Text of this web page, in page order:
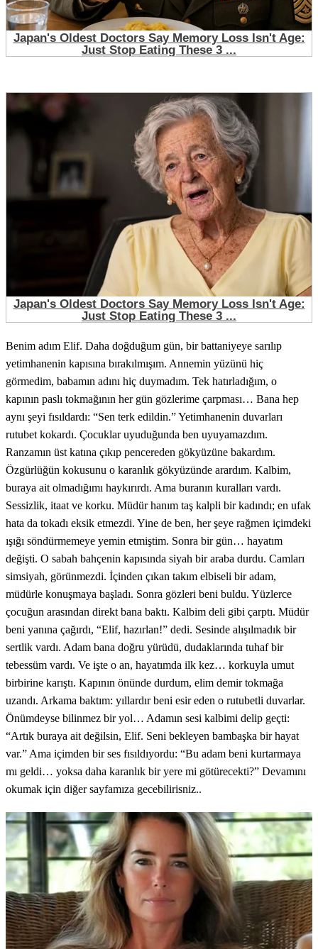
Benim adım Elif. Daha doğduğum gün, bir battaniyeye sarılıp
yetimhanenin kapısına bırakılmışım. Annemin yüzünü hiç
görmedim, babamın adını hiç duymadım. Tek hatırladığım, o
kapının paslı tokmağının her gün gözlerime çarpması… Bana hep
aynı şeyi fısıldardı: “Sen terk edildin.” Yetimhanenin duvarları
rutubet kokardı. Çocuklar uyuduğunda ben uyuyamazdım.
Ranzamın üst katına çıkıp pencereden gökyüzüne bakardım.
Özgürlüğün kokusunu o karanlık gökyüzünde arardım. Kalbim,
buraya ait olmadığımı haykırırdı. Ama buranın kuralları vardı.
Sessizlik, itaat ve korku. Müdür hanım taş kalpli bir kadındı; en ufak
hata da tokadı eksik etmezdi. Yine de ben, her şeye rağmen içimdeki
ışığı söndürmemeye yemin etmiştim. Sonra bir gün… hayatım
değişti. O sabah bahçenin kapısında siyah bir araba durdu. Camları
simsiyah, görünmezdi. İçinden çıkan takım elbiseli bir adam,
müdürle konuşmaya başladı. Sonra gözleri beni buldu. Yüzlerce
çocuğun arasından direkt bana baktı. Kalbim deli gibi çarptı. Müdür
beni yanına çağırdı, “Elif, hazırlan!” dedi. Sesinde alışılmadık bir
sertlik vardı. Adam bana doğru yürüdü, dudaklarında tuhaf bir
tebessüm vardı. Ve işte o an, hayatımda ilk kez… korkuyla umut
birbirine karıştı. Kapının önünde durdum, elim demir tokmağa
uzandı. Arkama baktım: yıllardır beni esir eden o rutubetli duvarlar.
Önümdeyse bilinmez bir yol… Adamın sesi kalbimi delip geçti:
“Artık buraya ait değilsin, Elif. Seni bekleyen bambaşka bir hayat
var.” Ama içimden bir ses fısıldıyordu: “Bu adam beni kurtarmaya
mı geldi… yoksa daha karanlık bir yere mi götürecekti?” Devamını
okumak için diğer sayfamıza gecebilirisniz..